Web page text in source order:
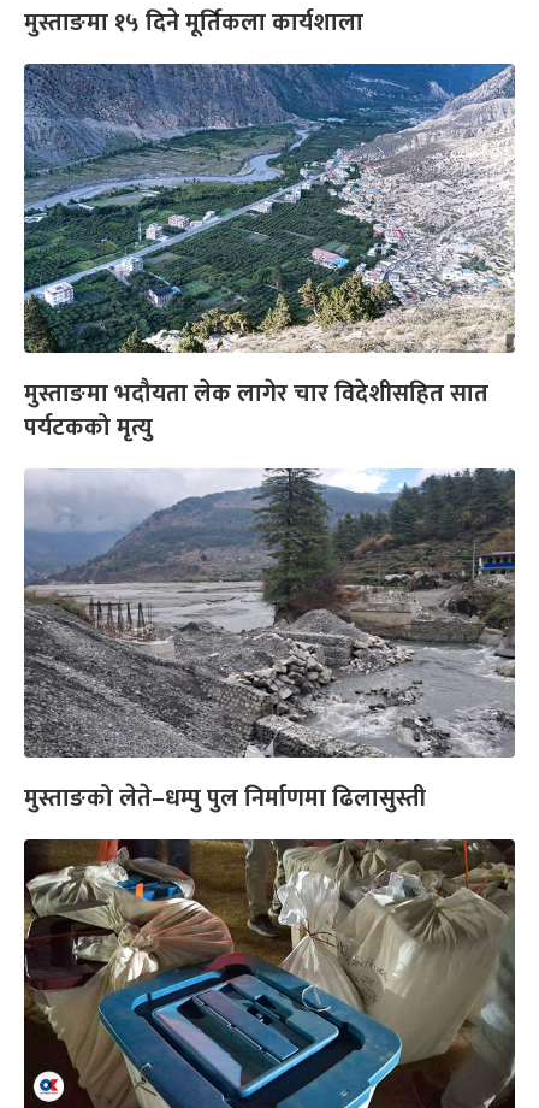
मुस्ताङमा १५ दिने मूर्तिकला कार्यशाला
मुस्ताङमा भदौयता लेक लागेर चार विदेशीसहित सात
पर्यटकको मृत्यु
मुस्ताङको लेते–धम्पु पुल निर्माणमा ढिलासुस्ती